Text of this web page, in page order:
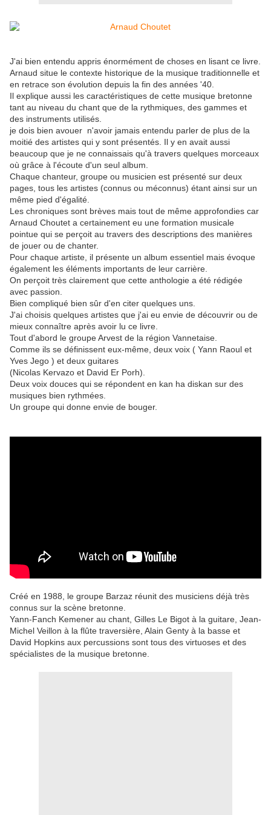
J'ai bien entendu appris énormément de choses en lisant ce livre.
Arnaud situe le contexte historique de la musique traditionnelle et
en retrace son évolution depuis la fin des années '40.
Il explique aussi les caractéristiques de cette musique bretonne
tant au niveau du chant que de la rythmiques, des gammes et
des instruments utilisés.
je dois bien avouer n'avoir jamais entendu parler de plus de la
moitié des artistes qui y sont présentés. Il y en avait aussi
beaucoup que je ne connaissais qu'à travers quelques morceaux
où grâce à l'écoute d'un seul album.
Chaque chanteur, groupe ou musicien est présenté sur deux
pages, tous les artistes (connus ou méconnus) étant ainsi sur un
même pied d'égalité.
Les chroniques sont brèves mais tout de même approfondies car
Arnaud Choutet a certainement eu une formation musicale
pointue qui se perçoit au travers des descriptions des manières
de jouer ou de chanter.
Pour chaque artiste, il présente un album essentiel mais évoque
également les éléments importants de leur carrière.
On perçoit très clairement que cette anthologie a été rédigée
avec passion.
Bien compliqué bien sûr d'en citer quelques uns.
J'ai choisis quelques artistes que j'ai eu envie de découvrir ou de
mieux connaître après avoir lu ce livre.
Tout d'abord le groupe Arvest de la région Vannetaise.
Comme ils se définissent eux-même, deux voix ( Yann Raoul et
Yves Jego ) et deux guitares
(Nicolas Kervazo et David Er Porh).
Deux voix douces qui se répondent en kan ha diskan sur des
musiques bien rythmées.
Un groupe qui donne envie de bouger.
Créé en 1988, le groupe Barzaz réunit des musiciens déjà très
connus sur la scène bretonne.
Yann-Fanch Kemener au chant, Gilles Le Bigot à la guitare, Jean-
Michel Veillon à la flûte traversière, Alain Genty à la basse et
David Hopkins aux percussions sont tous des virtuoses et des
spécialistes de la musique bretonne.